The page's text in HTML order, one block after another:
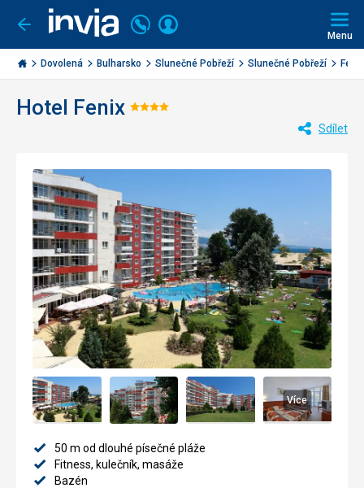
Jít
zpět
Invia.cz
Volejte
226
000
284
Přihlásit
Menu
Dovolená Bulharsko Slunečné Pobřeží Slunečné Pobřeží Fenix
Hotel Fenix Hodnocení:
Sdílet
Více
50 m od dlouhé písečné pláže
Fitness, kulečník, masáže
Bazén